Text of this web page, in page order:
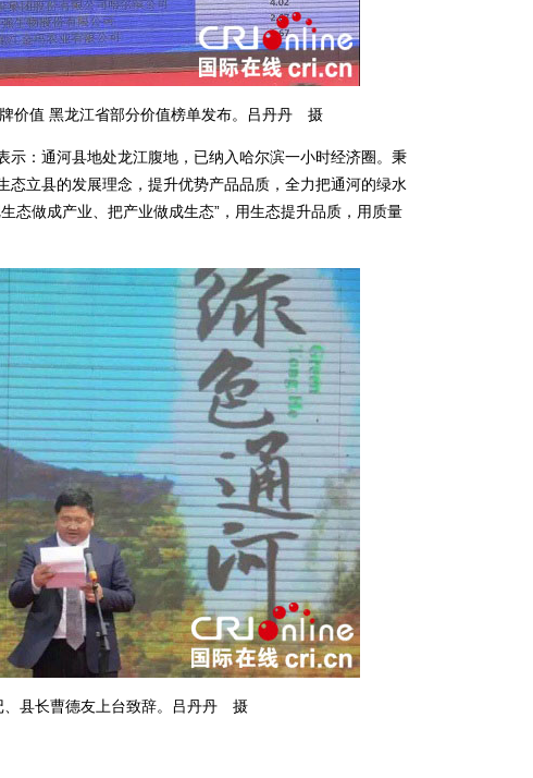
价值 黑龙江省部分价值榜单发布。吕丹丹 摄
：通河县地处龙江腹地，已纳入哈尔滨一小时经济圈。秉
态立县的发展理念，提升优势产品品质，全力把通河的绿水
态做成产业、把产业做成生态”，用生态提升品质，用质量
、县长曹德友上台致辞。吕丹丹 摄